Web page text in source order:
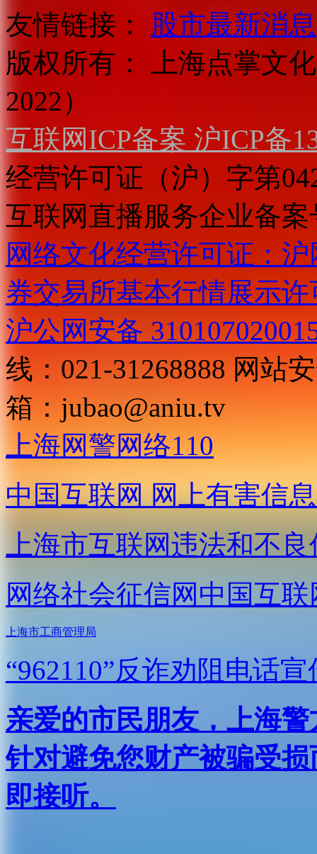
友情链接：
股市最新消息
版权所有：
上海点掌文
2022）
互联网ICP备案 沪ICP备
经营许可证（沪）字第
互联网直播服务企业备案
网络文化经营许可证：
券交易所基本行情展示许
沪公网安备
线：021-31268888 网站
箱： jubao@aniu.tv
上海网警网络110
中国互联网 网上有害信
上海市互联网违法和不
网络社会征信网 中国互
上海市工商管理局
“962110”反诈劝阻电话宣
亲爱的市民朋友，上海
针对避免您财产被骗受
即接听。